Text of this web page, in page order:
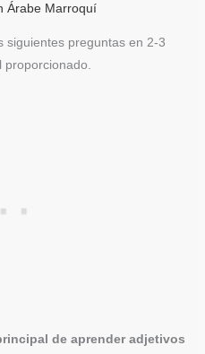
Árabe Marroquí
siguientes preguntas en 2-3
de aprender adjetivos